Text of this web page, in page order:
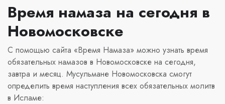
Время намаза на сегодня в
Новомосковске
С помощью сайта «Время Намаза» можно узнать время
обязательных намазов в Новомосковске на сегодня,
завтра и месяц. Мусульмане Новомосковска смогут
определить время наступления всех обязательных молитв
в Исламе: